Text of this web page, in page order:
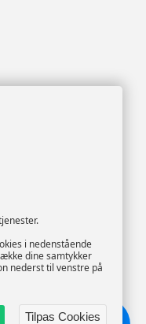
i nedenstående
dine samtykker
nederst til venstre på
Tilpas Cookies